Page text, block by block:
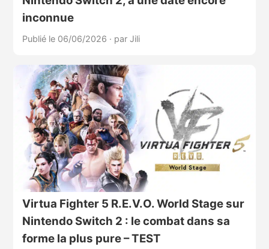
inconnue
Publié le 06/06/2026 · par Jili
Virtua Fighter 5 R.E.V.O. World Stage sur
Nintendo Switch 2 : le combat dans sa
forme la plus pure – TEST